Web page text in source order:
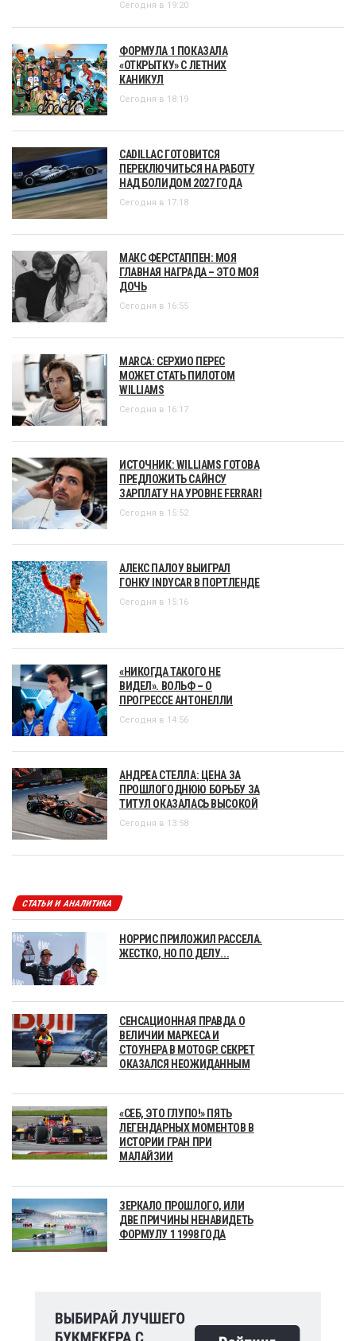
Сегодня в 19:20
ФОРМУЛА 1 ПОКАЗАЛА
«ОТКРЫТКУ» С ЛЕТНИХ
КАНИКУЛ
Сегодня в 18:19
CADILLAC ГОТОВИТСЯ
ПЕРЕКЛЮЧИТЬСЯ НА РАБОТУ
НАД БОЛИДОМ 2027 ГОДА
Сегодня в 17:18
МАКС ФЕРСТАППЕН: МОЯ
ГЛАВНАЯ НАГРАДА – ЭТО МОЯ
ДОЧЬ
Сегодня в 16:55
MARCA: СЕРХИО ПЕРЕС
МОЖЕТ СТАТЬ ПИЛОТОМ
WILLIAMS
Сегодня в 16:17
ИСТОЧНИК: WILLIAMS ГОТОВА
ПРЕДЛОЖИТЬ САЙНСУ
ЗАРПЛАТУ НА УРОВНЕ FERRARI
Сегодня в 15:52
АЛЕКС ПАЛОУ ВЫИГРАЛ
ГОНКУ INDYCAR В ПОРТЛЕНДЕ
Сегодня в 15:16
«НИКОГДА ТАКОГО НЕ
ВИДЕЛ». ВОЛЬФ – О
ПРОГРЕССЕ АНТОНЕЛЛИ
Сегодня в 14:56
АНДРЕА СТЕЛЛА: ЦЕНА ЗА
ПРОШЛОГОДНЮЮ БОРЬБУ ЗА
ТИТУЛ ОКАЗАЛАСЬ ВЫСОКОЙ
Сегодня в 13:58
СТАТЬИ И АНАЛИТИКА
НОРРИС ПРИЛОЖИЛ РАССЕЛА.
ЖЕСТКО, НО ПО ДЕЛУ...
СЕНСАЦИОННАЯ ПРАВДА О
ВЕЛИЧИИ МАРКЕСА И
СТОУНЕРА В MOTOGP. СЕКРЕТ
ОКАЗАЛСЯ НЕОЖИДАННЫМ
«СЕБ, ЭТО ГЛУПО!» ПЯТЬ
ЛЕГЕНДАРНЫХ МОМЕНТОВ В
ИСТОРИИ ГРАН ПРИ
МАЛАЙЗИИ
ЗЕРКАЛО ПРОШЛОГО, ИЛИ
ДВЕ ПРИЧИНЫ НЕНАВИДЕТЬ
ФОРМУЛУ 1 1998 ГОДА